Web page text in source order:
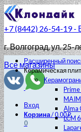
+7 (8442) 26-54-19 -
г. Волгоград, ул. 25-
Все магазины
Вход
Корзина/0.00₽
0
Расширенный
Керамическая
Alma
LCM